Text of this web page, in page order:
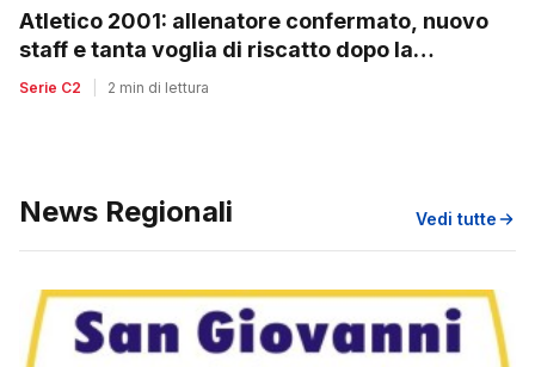
Atletico 2001: allenatore confermato, nuovo
staff e tanta voglia di riscatto dopo la
retrocessione
Serie C2 2 min di lettura
News Regionali Vedi tutte